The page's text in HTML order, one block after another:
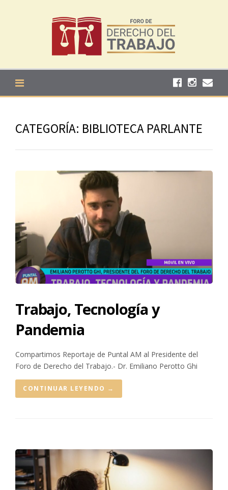
CATEGORÍA: BIBLIOTECA PARLANTE
Trabajo, Tecnología y
Pandemia
Compartimos Reportaje de Puntal AM al Presidente del
Foro de Derecho del Trabajo.- Dr. Emiliano Perotto Ghi
CONTINUAR LEYENDO →